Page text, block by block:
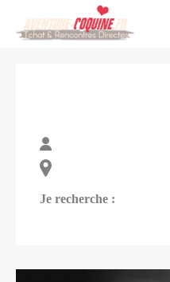
Je recherche :